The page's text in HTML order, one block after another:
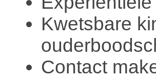
Kwetsbare
Contact